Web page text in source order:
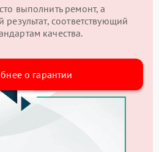
выполнить ремонт, а
соответствующий
качества.
о гарантии